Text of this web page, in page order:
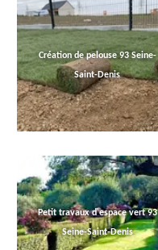
Création de pelouse 93 Seine-
Saint-Denis
Petit travaux d'espace vert 93
Seine-Saint-Denis